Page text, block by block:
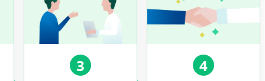
3 4